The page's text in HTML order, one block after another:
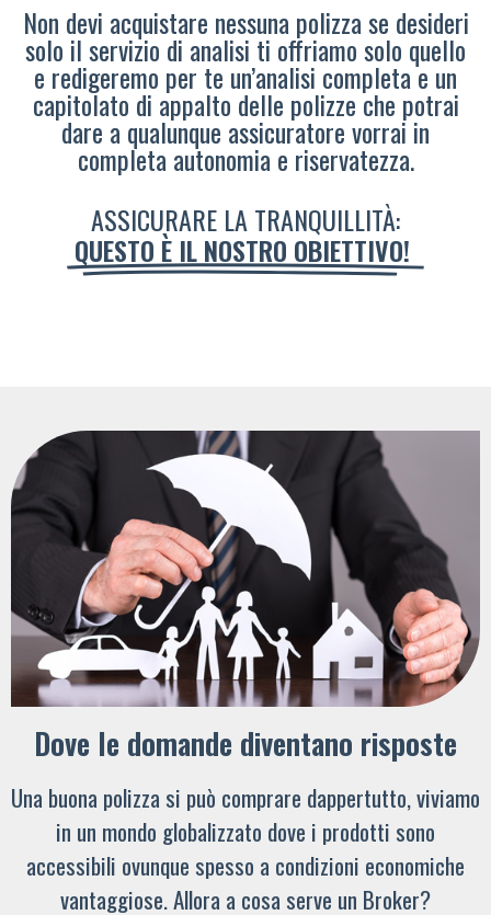
Non devi acquistare nessuna polizza se desideri
solo il servizio di analisi ti offriamo solo quello
e redigeremo per te un’analisi completa e un
capitolato di appalto delle polizze che potrai
dare a qualunque assicuratore vorrai in
completa autonomia e riservatezza.
ASSICURARE LA TRANQUILLITÀ:
QUESTO È IL NOSTRO OBIETTIVO!
Dove le domande diventano risposte
Una buona polizza si può comprare dappertutto, viviamo
in un mondo globalizzato dove i prodotti sono
accessibili ovunque spesso a condizioni economiche
vantaggiose. Allora a cosa serve un Broker?